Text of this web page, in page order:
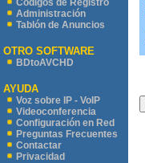
Códigos de Registro
Administración
Tablón de Anuncios
OTRO SOFTWARE
BDtoAVCHD
AYUDA
Voz sobre IP - VoIP
Videoconferencia
Configuración en Red
Preguntas Frecuentes
Contactar
Privacidad